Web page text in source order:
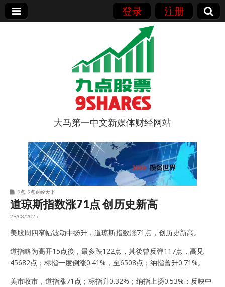
登录 注册
9点股票
大马第一中文新媒体财经网站
9点 9点财经天下
道琼斯指数涨71点 创历史新高
29/08/2025
美股周四窄幅波动中扬升，道琼斯指数涨71点，创历史新高。
道指略为高开15点後，最多跌122点，其後曾反弹117点，高见
45682点；标指一度倒涨0.41%，至6508点；纳指曾升0.71%。
美市收市，道指涨71点；标指升0.32%；纳指上扬0.53%；反映中